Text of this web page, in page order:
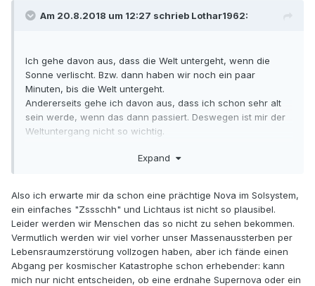
Am 20.8.2018 um 12:27 schrieb Lothar1962:
Ich gehe davon aus, dass die Welt untergeht, wenn die
Sonne verlischt. Bzw. dann haben wir noch ein paar
Minuten, bis die Welt untergeht.
Andererseits gehe ich davon aus, dass ich schon sehr alt
sein werde, wenn das dann passiert. Deswegen ist mir der
Weltuntergang nicht so wichtig.
Expand
Also ich erwarte mir da schon eine prächtige Nova im Solsystem,
ein einfaches "Zssschh" und Lichtaus ist nicht so plausibel.
Leider werden wir Menschen das so nicht zu sehen bekommen.
Vermutlich werden wir viel vorher unser Massenaussterben per
Lebensraumzerstörung vollzogen haben, aber ich fände einen
Abgang per kosmischer Katastrophe schon erhebender: kann
mich nur nicht entscheiden, ob eine erdnahe Supernova oder ein